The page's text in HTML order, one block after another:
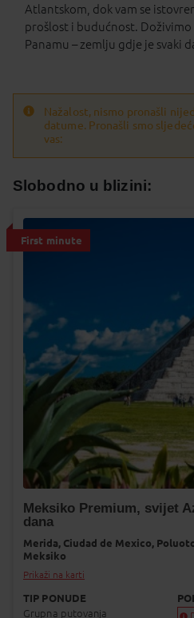
Atlantskom, dok vam se
prošlost i budućnost.
Panamu – zemlju gdje je svaki
Nažalost, nismo pronašli
datume. Pronašli smo
vas:
Slobodno u blizini:
First minute
Meksiko Premium, svijet
dana
Merida, Ciudad de Mexico,
Meksiko
Prikaži na karti
TIP PONUDE
Grupna putovanja